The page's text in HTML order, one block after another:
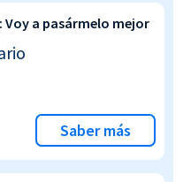
Voy a pasármelo mejor
Saber más